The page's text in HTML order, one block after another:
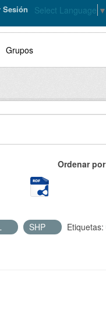
Select Language ▼
Grupos
Ordenar por
SHP Etiquetas: